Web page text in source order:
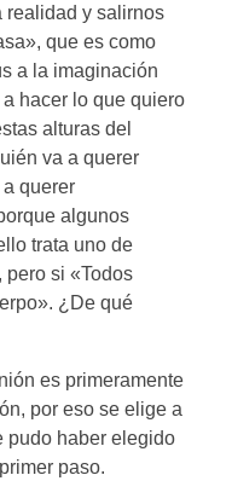
realidad y salirnos
que es como
a la imaginación
hacer lo que quiero
alturas del
va a querer
querer
algunos
trata uno de
pero si «Todos
¿De qué
es primeramente
por eso se elige a
pudo haber elegido
paso.